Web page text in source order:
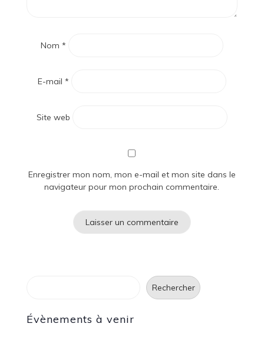
Nom *
E-mail *
Site web
Enregistrer mon nom, mon e-mail et mon site dans le
navigateur pour mon prochain commentaire.
Rechercher
Évènements à venir